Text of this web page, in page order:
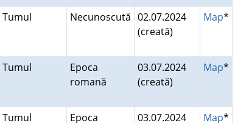
Tumul Necunoscută 02.07.2024
(creată)
Map*
Tumul
Epoca
romană
03.07.2024
(creată)
Map*
Tumul Epoca 03.07.2024 Map*